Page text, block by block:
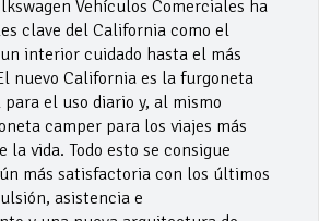
Vehículos Comerciales ha
clave del California como el
interior cuidado hasta el más
nuevo California es la furgoneta
el uso diario y, al mismo
camper para los viajes más
la vida. Todo esto se consigue
más satisfactoria con los últimos
asistencia e